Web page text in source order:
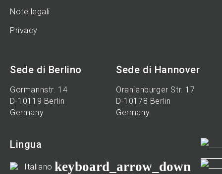
Note legali
Privacy
Sede di Berlino
Gormannstr. 14
D-10119 Berlin
Germany
Sede di Hannover
Oranienburger Str. 17
D-10178 Berlin
Germany
Lingua
Italiano keyboard_arrow_down